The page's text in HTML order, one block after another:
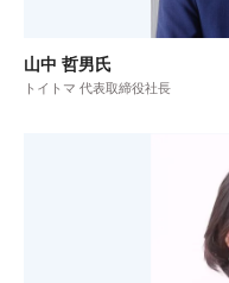
山中 哲男氏
トイトマ 代表取締役社長